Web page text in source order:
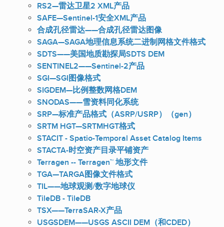
RS2—雷达卫星2 XML产品
SAFE—Sentinel-1安全XML产品
合成孔径雷达——合成孔径雷达图像
SAGA—SAGA地理信息系统二进制网格文件格式
SDTS——美国地质勘探局SDTS DEM
SENTINEL2——Sentinel-2产品
SGI—SGI图像格式
SIGDEM—比例整数网格DEM
SNODAS——雪资料同化系统
SRP—标准产品格式（ASRP/USRP）（gen）
SRTM HGT—SRTMHGT格式
STACIT - Spatio-Temporal Asset Catalog Items
STACTA-时空资产目录平铺资产
Terragen -- Terragen™ 地形文件
TGA—TARGA图像文件格式
TIL——地球观测/数字地球仪
TileDB - TileDB
TSX——TerraSAR-X产品
USGSDEM——USGS ASCII DEM（和CDED）